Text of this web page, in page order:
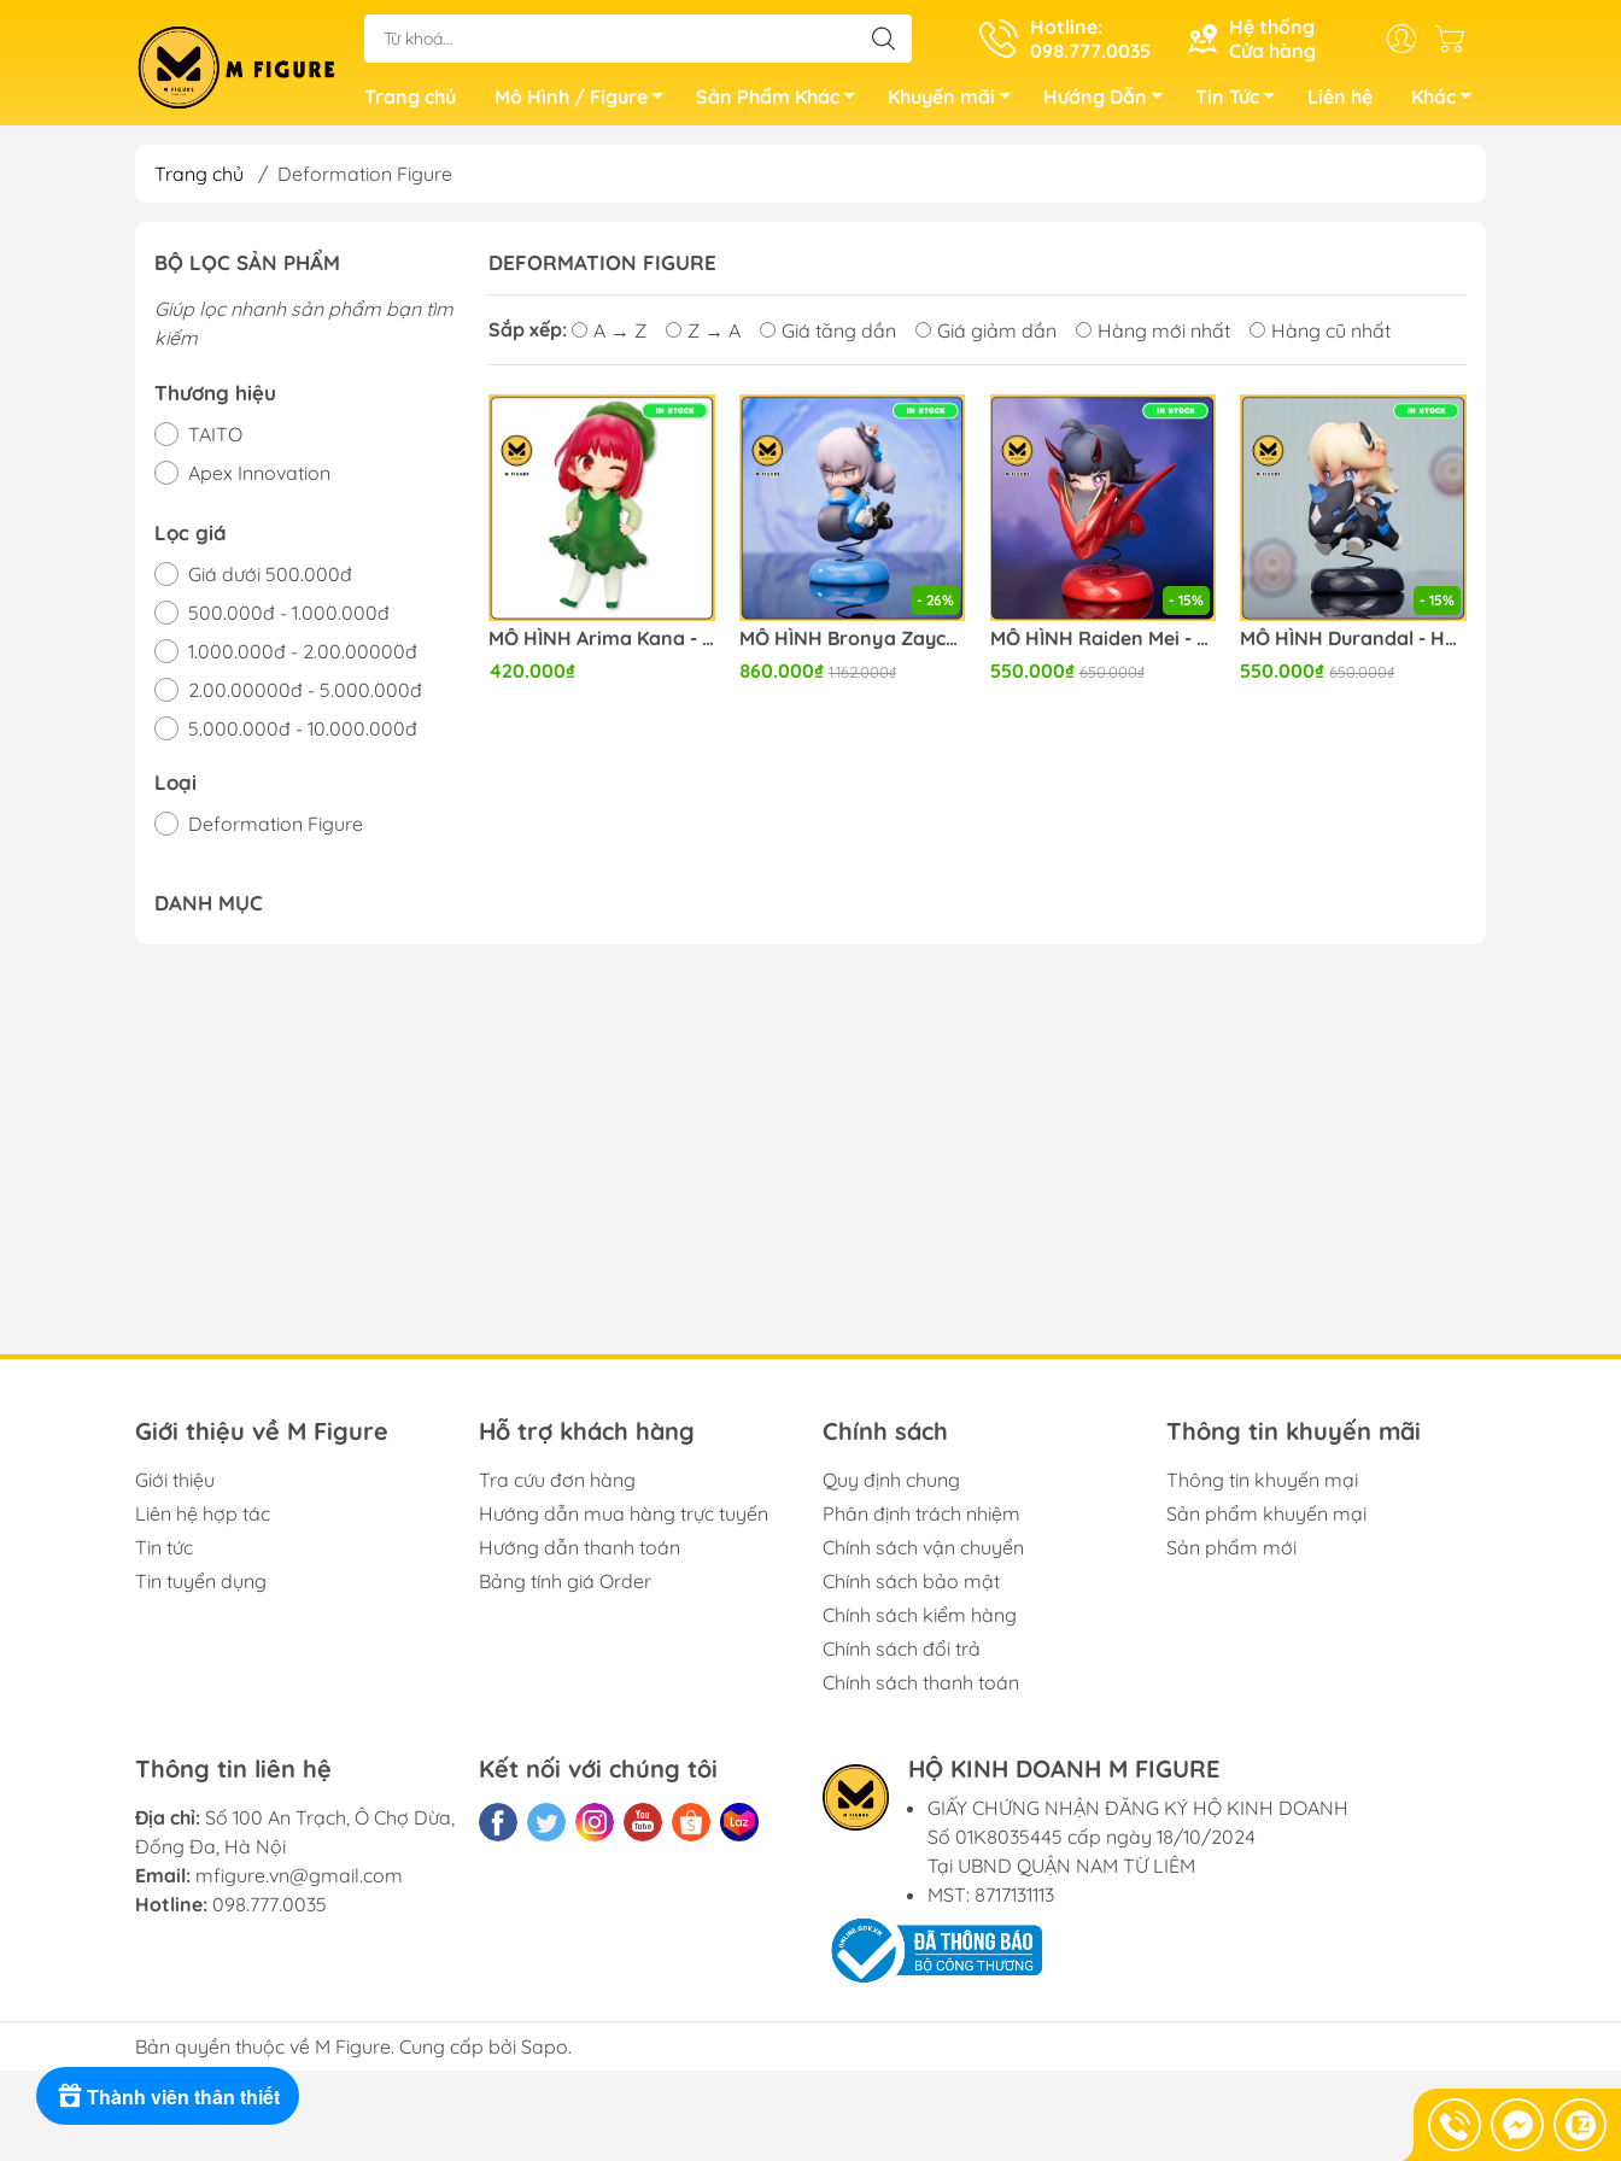
Hotline:
098.777.0035
Hệ thống
Cửa hàng
Trang chủ
Mô Hình / Figure Sản Phẩm Khác Khuyến mãi Hướng Dẫn Tin Tức Liên hệ Khác
Trang chủ / Deformation Figure
DEFORMATION FIGURE
Sắp xếp: A → Z Z → A Giá tăng dần Giá giảm dần Hàng mới nhất Hàng cũ nhất
MÔ HÌNH Arima Kana - Oshi no Ko - Piiman Taisou Ver.(Taito)FIGURE CHÍNH HÃNG
420.000₫
- 26%
MÔ HÌNH Bronya Zaychik - Honkai Impact 3rd - Happy Shake - Herrscher of Reason (Apex Innovation) FIGURE CHÍNH HÃNG
860.000₫ 1.162.000₫
- 15%
MÔ HÌNH Raiden Mei - Honkai Impact 3rd - Happy Shake (Apex Innovation) FIGURE CHÍNH HÃNG
550.000₫ 650.000₫
- 15%
MÔ HÌNH Durandal - Honkai Impact 3rd - Happy Shake - Palatinus Equinox (Apex Innovation) FIGURE CHÍNH HÃNG
550.000₫ 650.000₫
BỘ LỌC SẢN PHẨM
Giúp lọc nhanh sản phẩm bạn tìm
kiếm
Thương hiệu
TAITO
Apex Innovation
Lọc giá
Giá dưới 500.000đ
500.000đ - 1.000.000đ
1.000.000đ - 2.00.00000đ
2.00.00000đ - 5.000.000đ
5.000.000đ - 10.000.000đ
Loại
Deformation Figure
DANH MỤC
Giới thiệu về M Figure
Giới thiệu
Liên hệ hợp tác
Tin tức
Tin tuyển dụng
Hỗ trợ khách hàng
Tra cứu đơn hàng
Hướng dẫn mua hàng trực tuyến
Hướng dẫn thanh toán
Bảng tính giá Order
Chính sách
Quy định chung
Phân định trách nhiệm
Chính sách vận chuyển
Chính sách bảo mật
Chính sách kiểm hàng
Chính sách đổi trả
Chính sách thanh toán
Thông tin khuyến mãi
Thông tin khuyến mại
Sản phẩm khuyến mại
Sản phẩm mới
Thông tin liên hệ
Địa chỉ: Số 100 An Trạch, Ô Chợ Dừa,
Đống Đa, Hà Nội
Email: mfigure.vn@gmail.com
Hotline: 098.777.0035
Kết nối với chúng tôi HỘ KINH DOANH M FIGURE
GIẤY CHỨNG NHẬN ĐĂNG KÝ HỘ KINH DOANH
Số 01K8035445 cấp ngày 18/10/2024
Tại UBND QUẬN NAM TỪ LIÊM
MST: 8717131113
Bản quyền thuộc về M Figure. Cung cấp bởi Sapo.
Thành viên thân thiết